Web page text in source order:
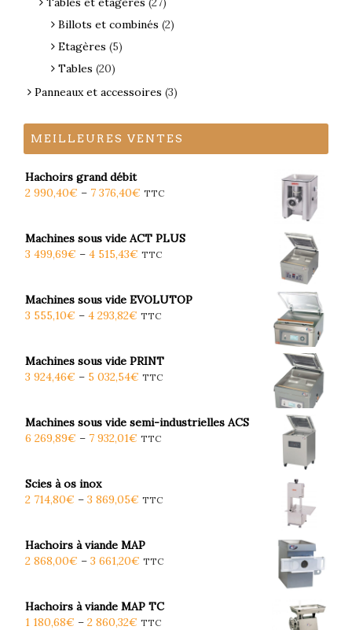
Billots et combinés (2)
Etagères (5)
Tables (20)
Panneaux et accessoires (3)
MEILLEURES VENTES
Hachoirs grand débit
2 990,40€ – 7 376,40€ TTC
Machines sous vide ACT PLUS
3 499,69€ – 4 515,43€ TTC
Machines sous vide EVOLUTOP
3 555,10€ – 4 293,82€ TTC
Machines sous vide PRINT
3 924,46€ – 5 032,54€ TTC
Machines sous vide semi-industrielles ACS
6 269,89€ – 7 932,01€ TTC
Scies à os inox
2 714,80€ – 3 869,05€ TTC
Hachoirs à viande MAP
2 868,00€ – 3 661,20€ TTC
Hachoirs à viande MAP TC
1 180,68€ – 2 860,32€ TTC